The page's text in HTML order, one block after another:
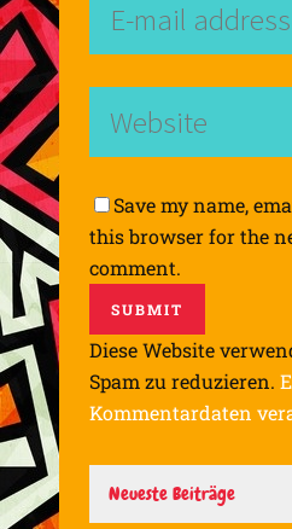
Save my name,
this browser for the
comment.
Diese Website
Spam zu reduzieren.
Kommentardaten
Neueste Beiträge